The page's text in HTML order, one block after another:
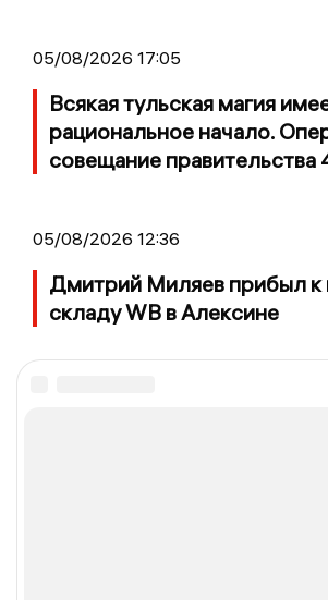
05/08/2026 17:05
Всякая тульская магия
рациональное начало.
совещание правительства
05/08/2026 12:36
Дмитрий Миляев прибыл к
складу WB в Алексине